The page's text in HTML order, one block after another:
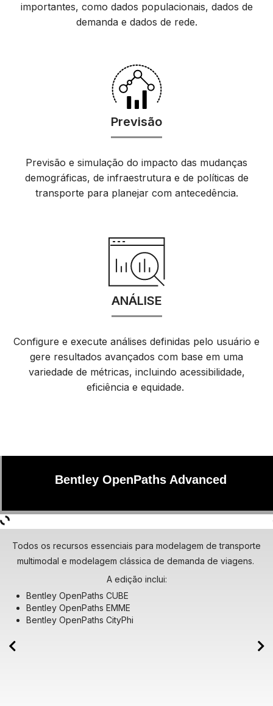
importantes, como dados populacionais, dados de
demanda e dados de rede.
Previsão
Previsão e simulação do impacto das mudanças
demográficas, de infraestrutura e de políticas de
transporte para planejar com antecedência.
ANÁLISE
Configure e execute análises definidas pelo usuário e
gere resultados avançados com base em uma
variedade de métricas, incluindo acessibilidade,
eficiência e equidade.
Bentley OpenPaths Advanced
Todos os recursos essenciais para modelagem de transporte
multimodal e modelagem clássica de demanda de viagens.
A edição inclui:
Bentley OpenPaths CUBE
Bentley OpenPaths EMME
Bentley OpenPaths CityPhi